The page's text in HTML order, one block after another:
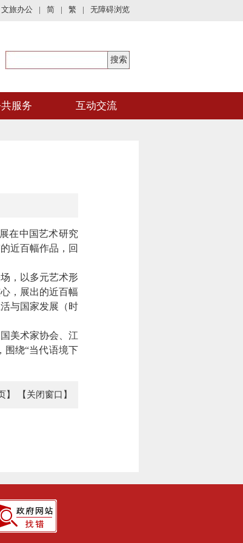
文旅办公 | 简 | 繁 | 无障碍浏览
服务 互动交流
在中国艺术研究
近百幅作品，回
，以多元艺术形
，展出的近百幅
与国家发展（时
美术家协会、江
围绕“当代语境下
】 【关闭窗口】